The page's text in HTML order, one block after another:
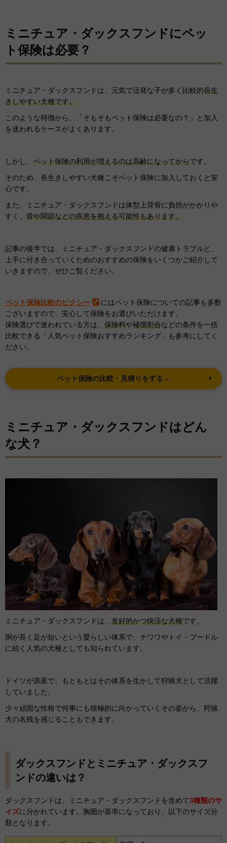
ミニチュア・ダックスフンドにペッ
ト保険は必要？
ミニチュア・ダックスフンドは、元気で活発な子が多く比較的長生
きしやすい犬種です。
このような特徴から、「そもそもペット保険は必要なの？」と加入
を迷われるケースがよくあります。
しかし、 ペット保険の利用が増えるのは高齢になってからです。
そのため、長生きしやすい犬種こそペット保険に加入しておくと安
心です。
また、ミニチュア・ダックスフンドは体型上背骨に負担がかかりや
すく、 骨や関節などの疾患を抱える可能性もあります。
記事の後半では、ミニチュア・ダックスフンドの健康トラブルと、
上手に付き合っていくためのおすすめの保険をいくつかご紹介して
いきますので、ぜひご覧ください。
ペット保険比較のピクシー
にはペット保険についての記事も多数
ございますので、安心して保険をお選びいただけます。
保険選びで迷われている方は、 保険料や補償割合などの条件を一括
比較できる「人気ペット保険おすすめランキング」も参考にしてく
ださい。
ペット保険の比較・見積りをする→
ミニチュア・ダックスフンドはどん
な犬？
ミニチュア・ダックスフンドは、 友好的かつ快活な犬種です。
胴が長く足が短いという愛らしい体系で、チワワやトイ・プードル
に続く人気の犬種としても知られています。
ドイツが原産で、もともとはその体系を生かして狩猟犬として活躍
していました。
少々頑固な性格で何事にも積極的に向かっていくその姿から、狩猟
犬の名残を感じることもできます。
ダックスフンドとミニチュア・ダックスフ
ンドの違いは？
ダックスフンドは、ミニチュア・ダックスフンドを含めて3種類のサ
イズに分かれています。胸囲が基準になっており、以下のサイズ分
類となります。